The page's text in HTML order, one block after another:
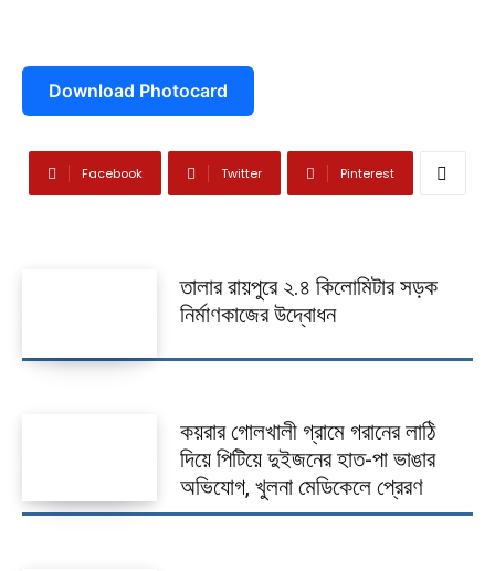
খেলাধুলা
আজকের পত্রিকা
Download Photocard
Facebook Twitter Pinterest
তালার রায়পুরে ২.৪ কিলোমিটার সড়ক
নির্মাণকাজের উদ্বোধন
কয়রার গোলখালী গ্রামে গরানের লাঠি
দিয়ে পিটিয়ে দুইজনের হাত-পা ভাঙার
অভিযোগ, খুলনা মেডিকেলে প্রেরণ